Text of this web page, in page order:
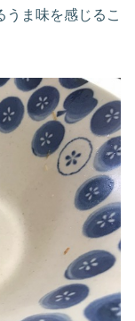
ま味を感じるこ